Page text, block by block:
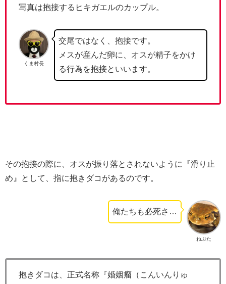
写真は抱接するヒキガエルのカップル。
くま村長
交尾ではなく、抱接です。
メスが産んだ卵に、オスが精子をかけ
る行為を抱接といいます。
その抱接の際に、オスが振り落とされないように『滑り止
め』として、指に抱きダコがあるのです。
ねぶた
俺たちも必死さ…
抱きダコは、正式名称『婚姻瘤（こんいんりゅ